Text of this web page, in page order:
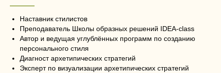
Наставник стилистов
Преподаватель Школы образных решений IDEA-class
Автор и ведущая углублённых программ по созданию
персонального стиля
Диагност архетипических стратегий
Эксперт по визуализации архетипических стратегий